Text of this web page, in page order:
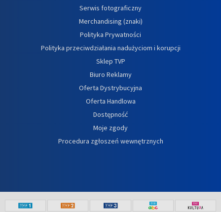
Serwis fotograficzny
Merchandising (znaki)
Polityka Prywatności
Polityka przeciwdziałania nadużyciom i korupcji
Sklep TVP
Biuro Reklamy
Oferta Dystrybucyjna
Oferta Handlowa
Dostępność
Moje zgody
Procedura zgłoszeń wewnętrznych